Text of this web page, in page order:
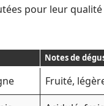
pour leur qualité
Notes de
Fruité,